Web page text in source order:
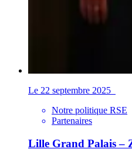
Le 22 septembre 2025
Notre politique RSE
Partenaires
Lille Grand Palais –